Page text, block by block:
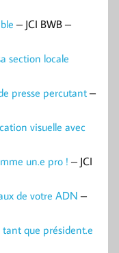
– JCI BWB –
section locale
presse percutant –
visuelle avec
un.e pro ! – JCI
de votre ADN –
que président.e